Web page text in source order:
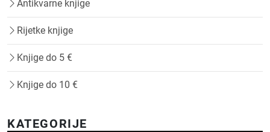
Antikvarne knjige
Rijetke knjige
Knjige do 5 €
Knjige do 10 €
KATEGORIJE